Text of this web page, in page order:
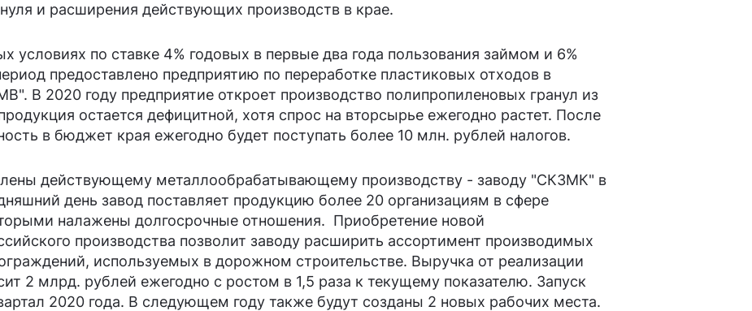
и расширения действующих производств в крае.
условиях по ставке 4% годовых в первые два года пользования займом и 6%
предоставлено предприятию по переработке пластиковых отходов в
В 2020 году предприятие откроет производство полипропиленовых гранул из
остается дефицитной, хотя спрос на вторсырье ежегодно растет. После
в бюджет края ежегодно будет поступать более 10 млн. рублей налогов.
действующему металлообрабатывающему производству - заводу "СКЗМК" в
день завод поставляет продукцию более 20 организациям в сфере
налажены долгосрочные отношения. Приобретение новой
производства позволит заводу расширить ассортимент производимых
используемых в дорожном строительстве. Выручка от реализации
2 млрд. рублей ежегодно с ростом в 1,5 раза к текущему показателю. Запуск
2020 года. В следующем году также будут созданы 2 новых рабочих места.